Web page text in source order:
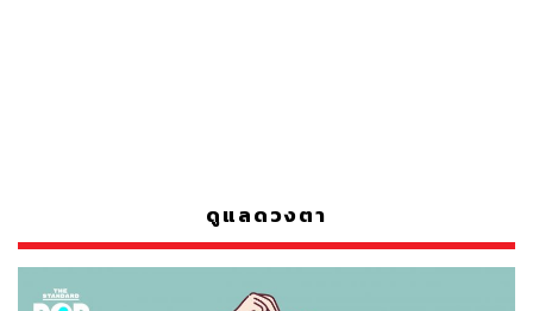
ดูแลดวงตา